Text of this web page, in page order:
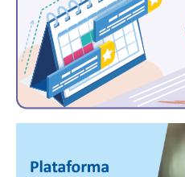
PLATAFORMAS GRATUITAS
BENEFÍCIOS
APOSENTADORIA
CONVÊNIOS
SEESPPREV